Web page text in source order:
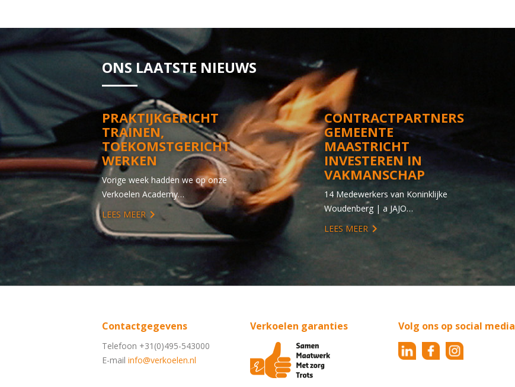
ONS LAATSTE NIEUWS
PRAKTIJKGERICHT
TRAINEN,
TOEKOMSTGERICHT
WERKEN
Vorige week hadden we op onze
Verkoelen Academy…
LEES MEER
CONTRACTPARTNERS
GEMEENTE
MAASTRICHT
INVESTEREN IN
VAKMANSCHAP
14 Medewerkers van Koninklijke
Woudenberg | a JAJO…
LEES MEER
Contactgegevens
Telefoon +31(0)495-543000
E-mail info@verkoelen.nl
Verkoelen garanties Volg ons op social media